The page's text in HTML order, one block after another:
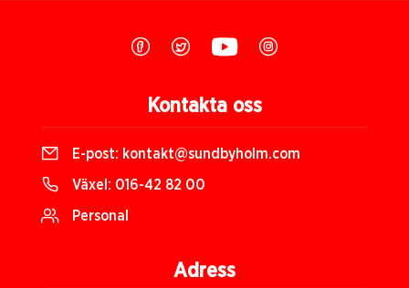
Kontakta oss
E-post: kontakt@sundbyholm.com
Växel: 016-42 82 00
Personal
Adress